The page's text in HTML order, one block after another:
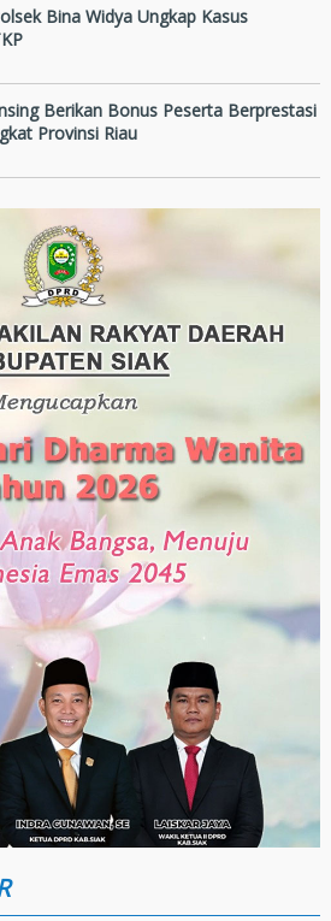
Bina Widya Ungkap Kasus
Berikan Bonus Peserta Berprestasi
Provinsi Riau